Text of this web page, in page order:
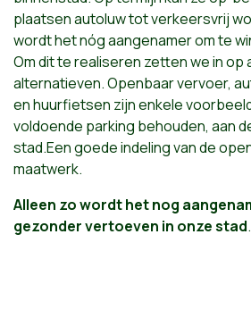
plaatsen autoluw tot verkeersvrij
wordt het nóg aangenamer om te
Om dit te realiseren zetten we in op
alternatieven. Openbaar vervoer,
en huurfietsen zijn enkele
voldoende parking behouden, aan
stad.Een goede indeling van de
maatwerk.
Alleen zo wordt het nog
gezonder vertoeven in onze stad.